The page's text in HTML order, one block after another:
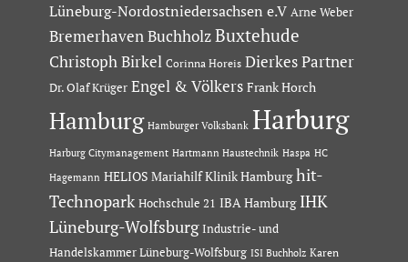
Lüneburg-Nordostniedersachsen e.V Arne Weber
Bremerhaven Buchholz Buxtehude
Christoph Birkel Corinna Horeis Dierkes Partner
Dr. Olaf Krüger Engel & Völkers Frank Horch
Hamburg Hamburger Volksbank Harburg
Harburg Citymanagement Hartmann Haustechnik Haspa HC
Hagemann HELIOS Mariahilf Klinik Hamburg hit-
Technopark Hochschule 21 IBA Hamburg IHK
Lüneburg-Wolfsburg Industrie- und
Handelskammer Lüneburg-Wolfsburg ISI Buchholz Karen